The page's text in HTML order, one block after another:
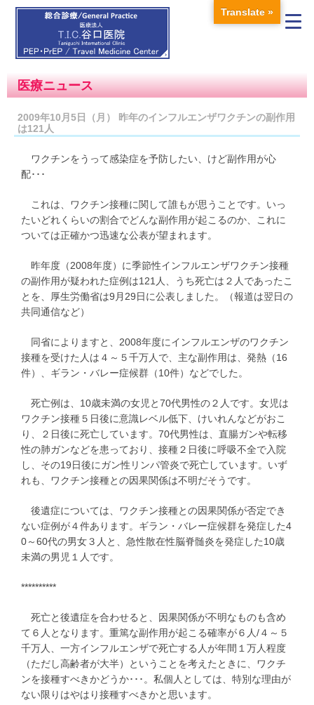
医療ニュース
2009年10月5日（月） 昨年のインフルエンザワクチンの副作用
は121人
ワクチンをうって感染症を予防したい、けど副作用が心
配･･･
これは、ワクチン接種に関して誰もが思うことです。いっ
たいどれくらいの割合でどんな副作用が起こるのか、これに
ついては正確かつ迅速な公表が望まれます。
昨年度（2008年度）に季節性インフルエンザワクチン接種
の副作用が疑われた症例は121人、うち死亡は２人であったこ
とを、厚生労働省は9月29日に公表しました。（報道は翌日の
共同通信など）
同省によりますと、2008年度にインフルエンザのワクチン
接種を受けた人は４～５千万人で、主な副作用は、発熱（16
件）、ギラン・バレー症候群（10件）などでした。
死亡例は、10歳未満の女児と70代男性の２人です。女児は
ワクチン接種５日後に意識レベル低下、けいれんなどがおこ
り、２日後に死亡しています。70代男性は、直腸ガンや転移
性の肺ガンなどを患っており、接種２日後に呼吸不全で入院
し、その19日後にガン性リンパ管炎で死亡しています。いず
れも、ワクチン接種との因果関係は不明だそうです。
後遺症については、ワクチン接種との因果関係が否定でき
ない症例が４件あります。ギラン・バレー症候群を発症した4
0～60代の男女３人と、急性散在性脳脊髄炎を発症した10歳
未満の男児１人です。
**********
死亡と後遺症を合わせると、因果関係が不明なものも含め
て６人となります。重篤な副作用が起こる確率が６人/４～５
千万人、一方インフルエンザで死亡する人が年間１万人程度
（ただし高齢者が大半）ということを考えたときに、ワクチ
ンを接種すべきかどうか･･･。私個人としては、特別な理由が
ない限りはやはり接種すべきかと思います。
Translate »